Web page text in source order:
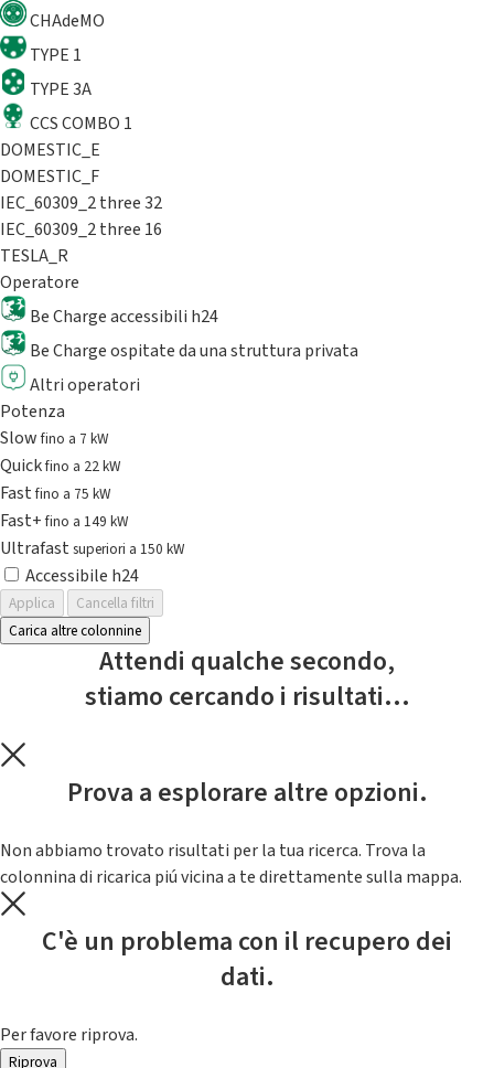
CHAdeMO
TYPE 1
TYPE 3A
CCS COMBO 1
DOMESTIC_E
DOMESTIC_F
IEC_60309_2 three 32
IEC_60309_2 three 16
TESLA_R
Operatore
Be Charge accessibili h24
Be Charge ospitate da una struttura privata
Altri operatori
Potenza
Slowfino a 7 kW
Quickfino a 22 kW
Fastfino a 75 kW
Fast+fino a 149 kW
Ultrafast superiori a 150 kW
Accessibile h24
Applica
Cancella filtri
Carica altre colonnine
Attendi qualche secondo,
stiamo cercando i risultati...
Prova a esplorare altre opzioni.
Non abbiamo trovato risultati per la tua ricerca. Trova la
colonnina di ricarica piú vicina a te direttamente sulla mappa.
C'è un problema con il recupero dei
dati.
Per favore riprova.
Riprova